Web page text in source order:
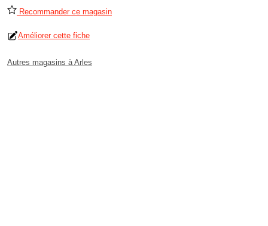
Recommander ce magasin
Améliorer cette fiche
Autres magasins à Arles